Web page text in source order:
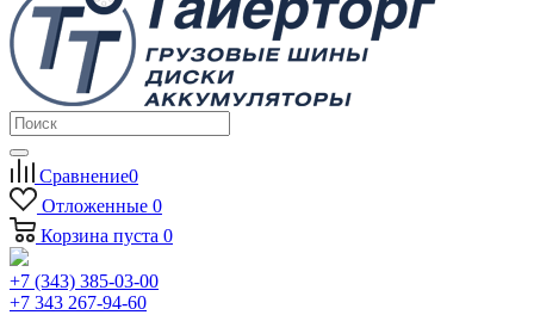
Сравнение0
Отложенные 0
Корзина пуста 0
+7 (343) 385-03-00
+7 343 267-94-60